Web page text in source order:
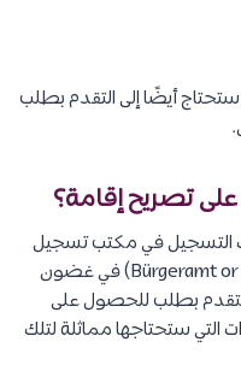
أيضًا إلى التقدم بطلب
تصريح إقامة؟
التسجيل في مكتب تسجيل
الأجانب المحلي (Bürgeramt or Einwohnermeldeamt) في غضون
بطلب للحصول على
التي ستحتاجها مماثلة لتلك